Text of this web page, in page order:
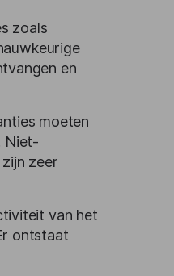
zoals
en
moeten
Niet-
zeer
van het
ontstaat